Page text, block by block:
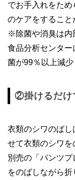
でお手入れをた
のケアをすること
※除菌や消臭は内
食品分析センタ
菌が99％以上減少
②掛けるだけ
衣類のシワのばし
せて衣類のシワを
別売の「パンツ
をのばしながら